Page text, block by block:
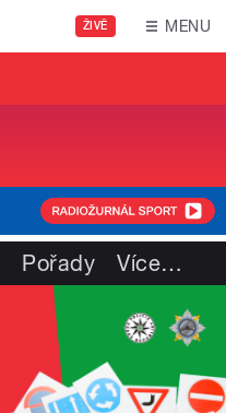
ŽIVĚ MENU
Pořady Více…